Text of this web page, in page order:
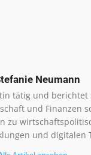
Neumann
tätig und
und Finanzen
zu
und digitalen